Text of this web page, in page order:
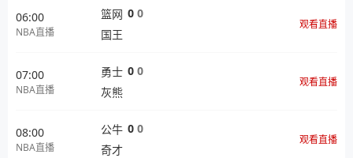
06:00
NBA直播
篮网
国王
0 0
观看直播
07:00
NBA直播
勇士
灰熊
0 0
观看直播
08:00
NBA直播
公牛
奇才
0 0
观看直播